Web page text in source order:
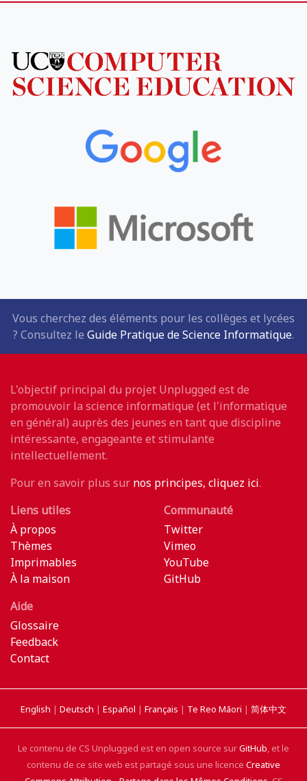
Vous cherchez des éléments pour les collèges et lycées
? Consultez le Guide Pratique de Science Informatique.
L'objectif principal du projet Unplugged est de
promouvoir la science informatique (et l'informatique
en général) auprès des jeunes en tant que discipline
intéressante, engageante et stimulante
intellectuellement.
Pour en savoir plus sur nos principes, cliquez ici.
Liens utiles
À propos
Thèmes
Imprimables
À la maison
Communauté
Twitter
Vimeo
YouTube
GitHub
Aide
Glossaire
Feedback
Contact
English | Deutsch | Español | Français | Te Reo Māori | 简体中文
Le contenu de CS Unplugged est en open source surGitHub, et le
contenu de ce site web est partagé sous une licence Creative